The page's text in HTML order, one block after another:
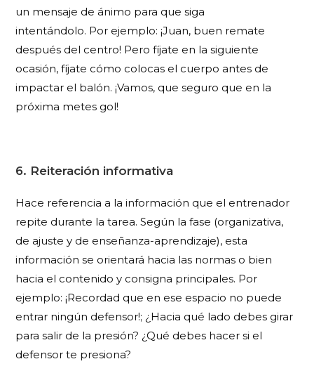
un mensaje de ánimo para que siga
intentándolo. Por ejemplo: ¡Juan, buen remate
después del centro! Pero fíjate en la siguiente
ocasión, fíjate cómo colocas el cuerpo antes de
impactar el balón. ¡Vamos, que seguro que en la
próxima metes gol!
6. Reiteración informativa
Hace referencia a la información que el entrenador
repite durante la tarea. Según la fase (organizativa,
de ajuste y de enseñanza-aprendizaje), esta
información se orientará hacia las normas o bien
hacia el contenido y consigna principales. Por
ejemplo: ¡Recordad que en ese espacio no puede
entrar ningún defensor!; ¿Hacia qué lado debes girar
para salir de la presión? ¿Qué debes hacer si el
defensor te presiona?